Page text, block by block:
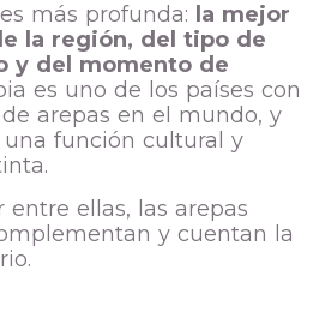
más profunda: la mejor
la región, del tipo de
y del momento de
es uno de los países con
arepas en el mundo, y
función cultural y
ellas, las arepas
y cuentan la